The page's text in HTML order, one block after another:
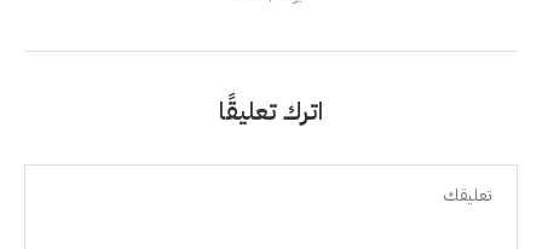
اترك تعليقًا